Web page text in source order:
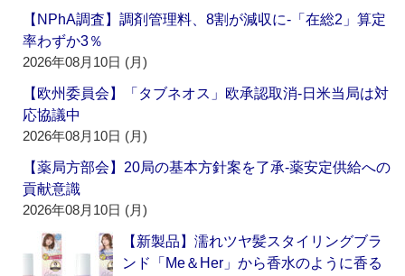
【NPhA調査】調剤管理料、8割が減収に‐「在総2」算定
率わずか3％
2026年08月10日 (月)
【欧州委員会】「タブネオス」欧承認取消‐日米当局は対
応協議中
2026年08月10日 (月)
【薬局方部会】20局の基本方針案を了承‐薬安定供給への
貢献意識
2026年08月10日 (月)
【新製品】濡れツヤ髪スタイリングブラ
ンド「Me＆Her」から香水のように香る